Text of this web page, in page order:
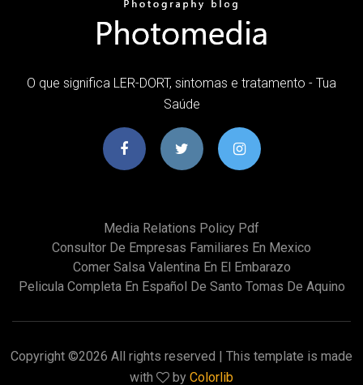
O que significa LER-DORT, sintomas e tratamento - Tua
Saúde
Media Relations Policy Pdf
Consultor De Empresas Familiares En Mexico
Comer Salsa Valentina En El Embarazo
Pelicula Completa En Español De Santo Tomas De Aquino
Copyright ©2026 All rights reserved | This template is made
with
by Colorlib